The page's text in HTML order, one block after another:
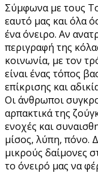
Σύμφωνα με τους
εαυτό μας και όλα
ένα όνειρο. Αν
περιγραφή της
κοινωνία, με τον
είναι ένας τόπος
επίκρισης και
Οι άνθρωποι
αρπακτικά της
ενοχές και
μίσος, λύπη, πόνο.
μικρούς δαίμονες
το όνειρό μας να